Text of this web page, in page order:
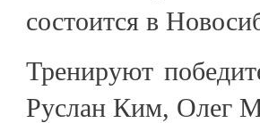
состоится в
Тренируют
Руслан Ким, Олег